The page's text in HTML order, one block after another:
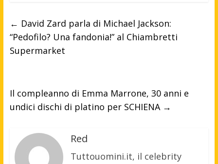
← David Zard parla di Michael Jackson:
“Pedofilo? Una fandonia!” al Chiambretti
Supermarket
Il compleanno di Emma Marrone, 30 anni e
undici dischi di platino per SCHIENA →
Red
Tuttouomini.it, il celebrity